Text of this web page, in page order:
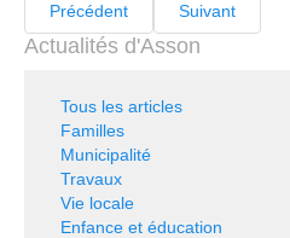
Précédent Suivant
Actualités d'Asson
Tous les articles
Familles
Municipalité
Travaux
Vie locale
Enfance et éducation